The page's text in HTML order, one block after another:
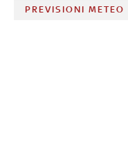
PREVISIONI METEO